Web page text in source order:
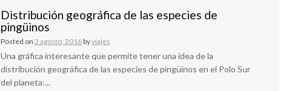
Distribución geográfica de las especies de
pingüinos
Posted on 3 agosto, 2016byviajes
Una gráfica interesante que permite tener una idea de la
distribución geográfica de las especies de pingüinos en el Polo Sur
del planeta:...